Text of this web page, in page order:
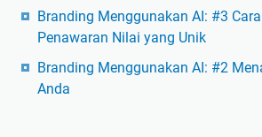
Branding Menggunakan AI: #3
Penawaran Nilai yang Unik
Branding Menggunakan AI: #2
Anda